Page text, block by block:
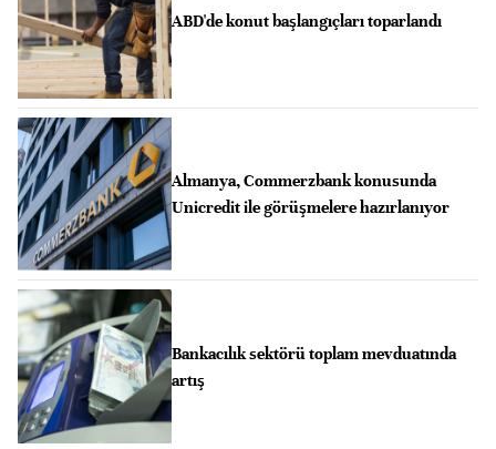
ABD'de konut başlangıçları toparlandı
Almanya, Commerzbank konusunda
Unicredit ile görüşmelere hazırlanıyor
Bankacılık sektörü toplam mevduatında
artış